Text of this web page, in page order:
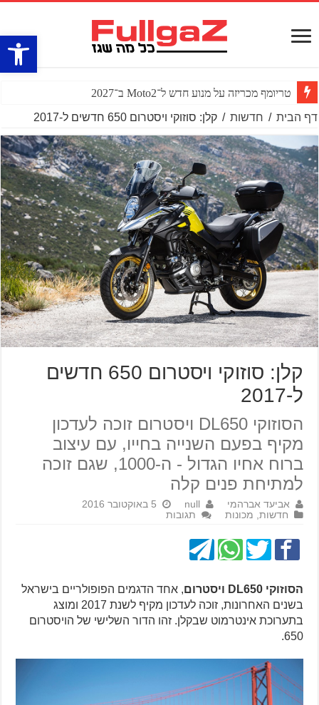
פתח
טריומף מכריזה על מנוע חדש ל־Moto2 ב־2027
דף הבית / חדשות / קלן: סוזוקי ויסטרום 650 חדשים ל-2017
קלן: סוזוקי ויסטרום 650 חדשים
ל-2017
הסוזוקי DL650 ויסטרום זוכה לעדכון
מקיף בפעם השנייה בחייו, עם עיצוב
ברוח אחיו הגדול - ה-1000, שגם זוכה
למתיחת פנים קלה
אביעד אברהמי null
5 באוקטובר 2016
חדשות מכונות תגובות
הסוזוקי DL650 ויסטרום
, אחד הדגמים הפופולריים בישראל
בשנים האחרונות, זוכה לעדכון מקיף לשנת 2017 ומוצג
בתערוכת אינטרמוט שבקלן. זהו הדור השלישי של הויסטרום
650.